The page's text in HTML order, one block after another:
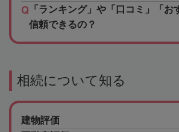
「ランキング」や「口コミ」「お
信頼できるの？
相続について知る
建物評価